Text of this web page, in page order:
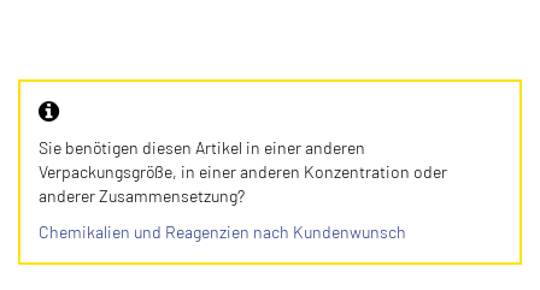
Sie benötigen diesen Artikel in einer anderen
Verpackungsgröße, in einer anderen Konzentration oder
anderer Zusammensetzung?
Chemikalien und Reagenzien nach Kundenwunsch